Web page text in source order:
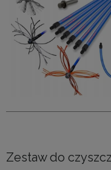
Zestaw do